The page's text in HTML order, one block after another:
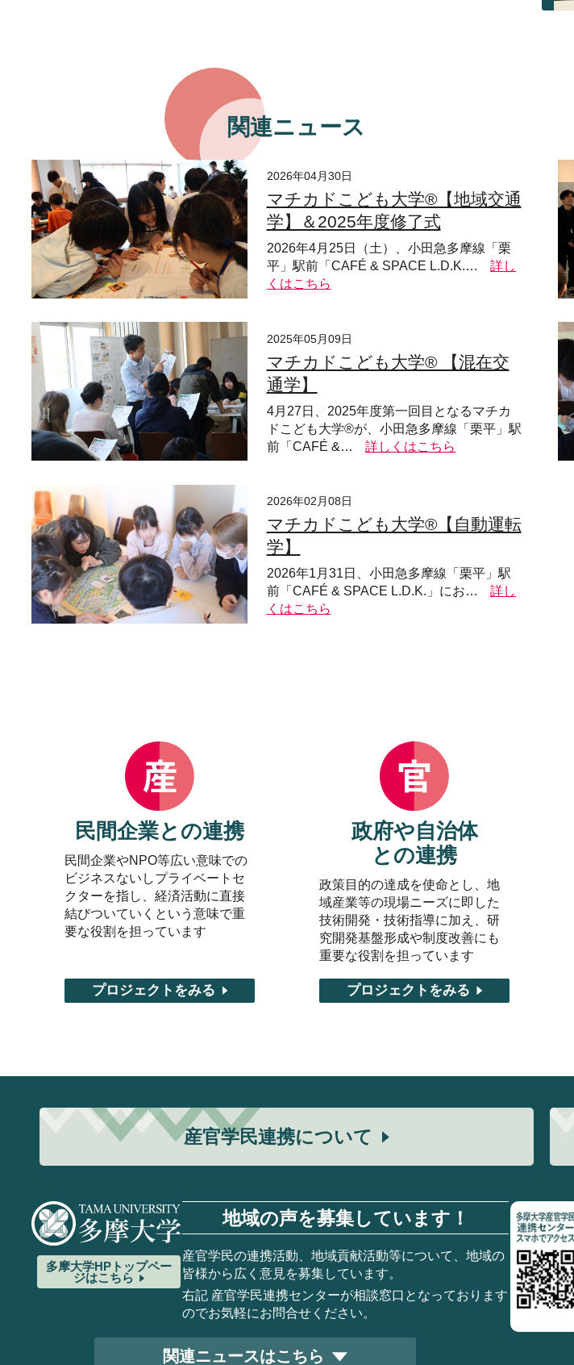
関連ニュースはこちら
関連ニュース
2026年04月30日
マチカドこども大学®【地域交通
学】＆2025年度修了式
2026年4月25日（土）、小田急多摩線「栗
平」駅前「CAFÉ & SPACE L.D.K.…
詳し
くはこちら
2025年05月09日
マチカドこども大学® 【混在交
通学】
4月27日、2025年度第一回目となるマチカ
ドこども大学®が、小田急多摩線「栗平」駅
前「CAFÉ &…
詳しくはこちら
2026年02月08日
マチカドこども大学®【自動運転
学】
2026年1月31日、小田急多摩線「栗平」駅
前「CAFÉ & SPACE L.D.K.」にお…
詳し
くはこちら
民間企業との連携
民間企業やNPO等広い意味での
ビジネスないしプライベートセ
クターを指し、経済活動に直接
結びついていくという意味で重
要な役割を担っています
プロジェクトをみる
政府や自治体
との連携
政策目的の達成を使命とし、地
域産業等の現場ニーズに即した
技術開発・技術指導に加え、研
究開発基盤形成や制度改善にも
重要な役割を担っています
プロジェクトをみる
産官学民連携について
地域の声を募集しています！
産官学民の連携活動、地域貢献活動等について、地域の
皆様から広く意見を募集しています。
右記 産官学民連携センターが相談窓口となっております
のでお気軽にお問合せください。
多摩大学HPトップペー
ジはこちら